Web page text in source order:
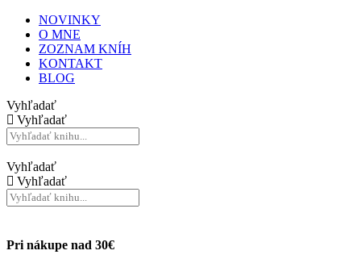
NOVINKY
O MNE
ZOZNAM KNÍH
KONTAKT
BLOG
Vyhľadať
Vyhľadať
Vyhľadať
Vyhľadať
Pri nákupe nad 30€